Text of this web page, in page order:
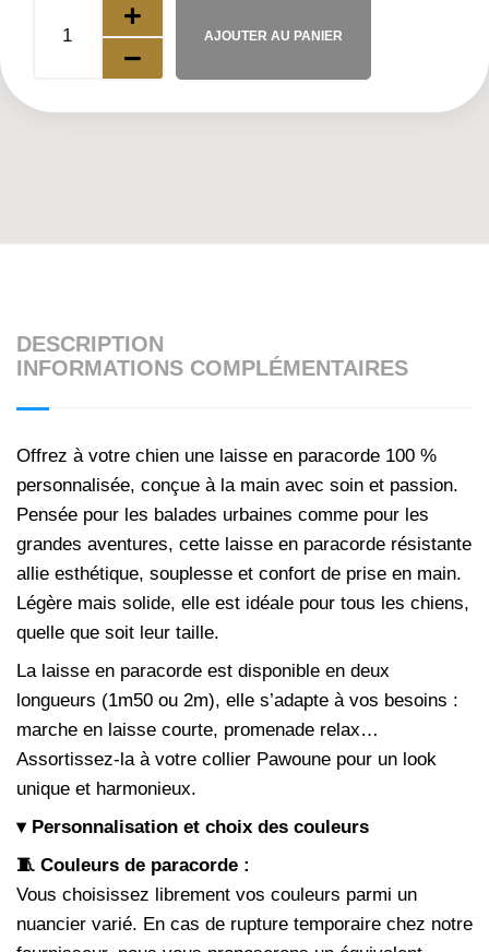
AJOUTER AU PANIER
DESCRIPTION
INFORMATIONS COMPLÉMENTAIRES
Offrez à votre chien une laisse en paracorde 100 %
personnalisée, conçue à la main avec soin et passion.
Pensée pour les balades urbaines comme pour les
grandes aventures, cette laisse en paracorde résistante
allie esthétique, souplesse et confort de prise en main.
Légère mais solide, elle est idéale pour tous les chiens,
quelle que soit leur taille.
La laisse en paracorde est disponible en deux
longueurs (1m50 ou 2m), elle s’adapte à vos besoins :
marche en laisse courte, promenade relax…
Assortissez-la à votre collier Pawoune pour un look
unique et harmonieux.
▾ Personnalisation et choix des couleurs
🧵 Couleurs de paracorde :
Vous choisissez librement vos couleurs parmi un
nuancier varié. En cas de rupture temporaire chez notre